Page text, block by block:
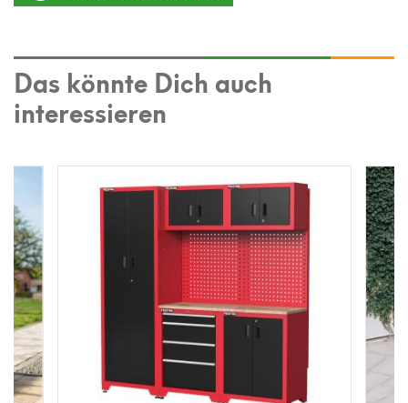
Das könnte Dich auch
interessieren